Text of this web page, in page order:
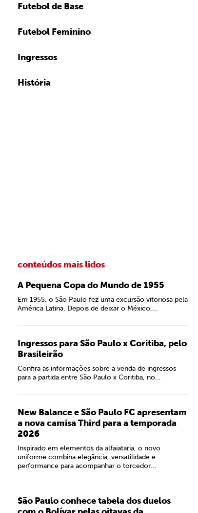
Futebol de Base
Futebol Feminino
Ingressos
História
conteúdos mais lidos
A Pequena Copa do Mundo de 1955
Em 1955, o São Paulo fez uma excursão vitoriosa pela
América Latina. Depois de deixar o México,...
Ingressos para São Paulo x Coritiba, pelo
Brasileirão
Confira as informações sobre a venda de ingressos
para a partida entre São Paulo x Coritiba, no...
New Balance e São Paulo FC apresentam
a nova camisa Third para a temporada
2026
Inspirado em elementos da alfaiataria, o novo
uniforme combina elegância, versatilidade e
performance para acompanhar o torcedor...
São Paulo conhece tabela dos duelos